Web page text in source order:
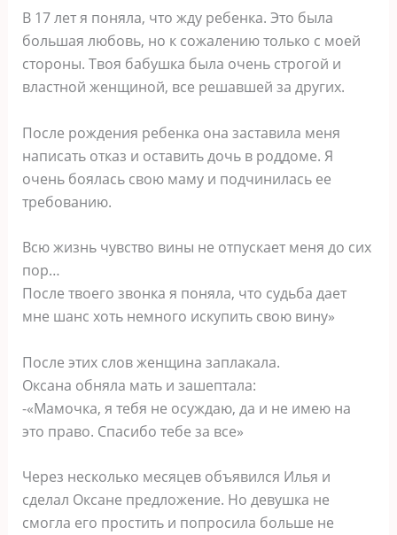
В 17 лет я поняла, что жду ребенка. Это была
большая любовь, но к сожалению только с моей
стороны. Твоя бабушка была очень строгой и
властной женщиной, все решавшей за других.
После рождения ребенка она заставила меня
написать отказ и оставить дочь в роддоме. Я
очень боялась свою маму и подчинилась ее
требованию.
Всю жизнь чувство вины не отпускает меня до сих
пор…
После твоего звонка я поняла, что судьба дает
мне шанс хоть немного искупить свою вину»
После этих слов женщина заплакала.
Оксана обняла мать и зашептала:
-«Мамочка, я тебя не осуждаю, да и не имею на
это право. Спасибо тебе за все»
Через несколько месяцев объявился Илья и
сделал Оксане предложение. Но девушка не
смогла его простить и попросила больше не